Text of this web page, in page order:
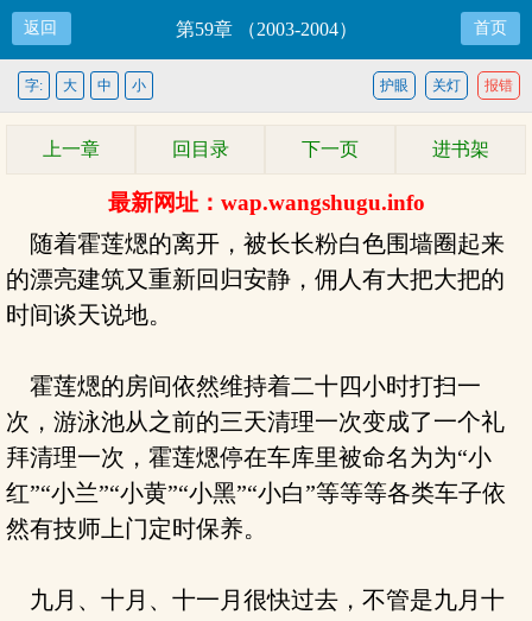
返回 第59章 （2003-2004） 首页
报错
关灯
护眼
字: 大 中 小
上一章 回目录 下一页 进书架
最新网址：wap.wangshugu.info
随着霍莲煾的离开，被长长粉白色围墙圈起来
的漂亮建筑又重新回归安静，佣人有大把大把的
时间谈天说地。
霍莲煾的房间依然维持着二十四小时打扫一
次，游泳池从之前的三天清理一次变成了一个礼
拜清理一次，霍莲煾停在车库里被命名为为“小
红”“小兰”“小黄”“小黑”“小白”等等等各类车子依
然有技师上门定时保养。
九月、十月、十一月很快过去，不管是九月十